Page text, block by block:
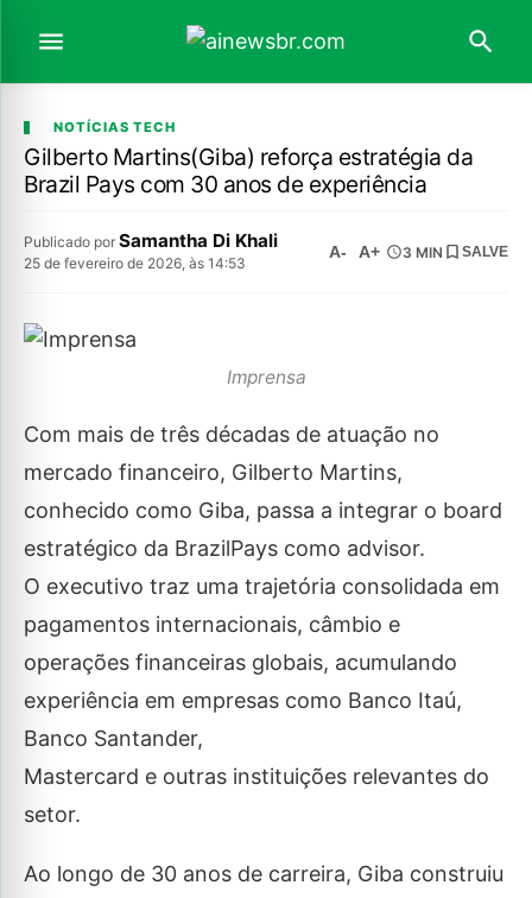
NOTÍCIAS TECH
Gilberto Martins(Giba) reforça estratégia da
Brazil Pays com 30 anos de experiência
Publicado por Samantha Di Khali
25 de fevereiro de 2026, às 14:53
A- A+ 3 MIN SALVE
Imprensa
Com mais de três décadas de atuação no
mercado financeiro, Gilberto Martins,
conhecido como Giba, passa a integrar o board
estratégico da BrazilPays como advisor.
O executivo traz uma trajetória consolidada em
pagamentos internacionais, câmbio e
operações financeiras globais, acumulando
experiência em empresas como Banco Itaú,
Banco Santander,
Mastercard e outras instituições relevantes do
setor.
Ao longo de 30 anos de carreira, Giba construiu